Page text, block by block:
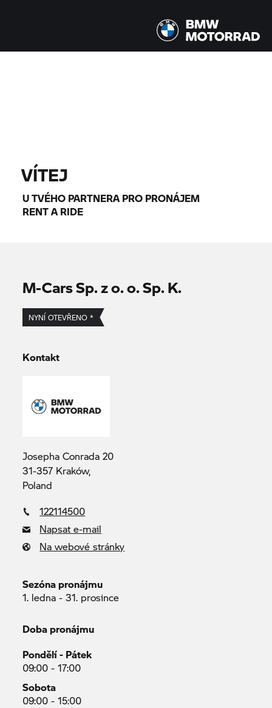
VÍTEJ
U TVÉHO PARTNERA PRO PRONÁJEM
RENT A RIDE
M-Cars Sp. z o. o. Sp. K.
NYNÍ OTEVŘENO *
Kontakt
Josepha Conrada 20
31-357 Kraków,
Poland
122114500
Napsat e-mail
Na webové stránky
Sezóna pronájmu
1. ledna - 31. prosince
Doba pronájmu
Pondělí - Pátek
09:00 - 17:00
Sobota
09:00 - 15:00